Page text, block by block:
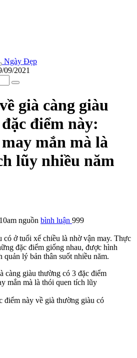
Ngày Đẹp
09/2021
già càng giàu
điểm này:
mắn mà là
lũy nhiều năm
nguồn bình luận 999
có ở tuổi xế chiều là nhờ vận may. Thực
đặc điểm giống nhau, được hình
quản lý bản thân suốt nhiều năm.
điểm này về già thường giàu có